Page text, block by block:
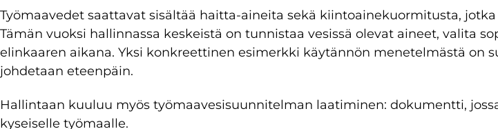
Työmaavedet saattavat sisältää haitta-aineita sekä kiintoainekuormitusta,
Tämän vuoksi hallinnassa keskeistä on tunnistaa vesissä olevat aineet, valita
elinkaaren aikana. Yksi konkreettinen esimerkki käytännön menetelmästä on
johdetaan eteenpäin.
Hallintaan kuuluu myös työmaavesisuunnitelman laatiminen: dokumentti,
kyseiselle työmaalle.